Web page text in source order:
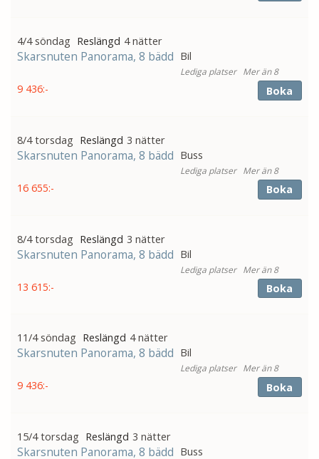
4/4 söndag 4 nätter
Skarsnuten Panorama, 8 bädd Bil
Mer än 8
9 436:- Boka
8/4 torsdag 3 nätter
Skarsnuten Panorama, 8 bädd Buss
Mer än 8
16 655:- Boka
8/4 torsdag 3 nätter
Skarsnuten Panorama, 8 bädd Bil
Mer än 8
13 615:- Boka
11/4 söndag 4 nätter
Skarsnuten Panorama, 8 bädd Bil
Mer än 8
9 436:- Boka
15/4 torsdag 3 nätter
Skarsnuten Panorama, 8 bädd Buss